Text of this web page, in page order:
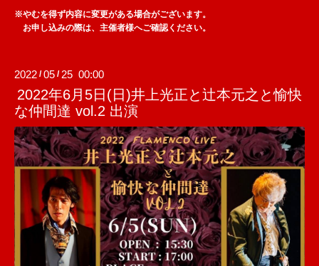
※やむを得ず内容に変更がある場合がございます。
お申し込みの際は、主催者様へご確認ください。
2022 /05 / 25 00:00
2022年6月5日(日)井上光正と辻本元之と愉快
な仲間達 vol.2 出演